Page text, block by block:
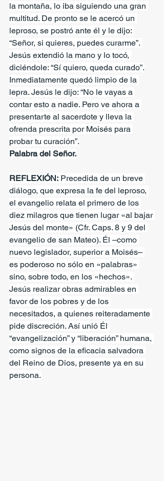
la montaña, lo iba siguiendo una gran
multitud. De pronto se le acercó un
leproso, se postró ante él y le dijo:
“Señor, si quieres, puedes curarme”.
Jesús extendió la mano y lo tocó,
diciéndole: “Sí quiero, queda curado”.
Inmediatamente quedó limpio de la
lepra. Jesús le dijo: “No le vayas a
contar esto a nadie. Pero ve ahora a
presentarte al sacerdote y lleva la
ofrenda prescrita por Moisés para
probar tu curación”.
Palabra del Señor.
REFLEXIÓN: Precedida de un breve
diálogo, que expresa la fe del leproso,
el evangelio relata el primero de los
diez milagros que tienen lugar «al bajar
Jesús del monte» (Cfr. Caps. 8 y 9 del
evangelio de san Mateo). Él –como
nuevo legislador, superior a Moisés–
es poderoso no sólo en «palabras»
sino, sobre todo, en los «hechos».
Jesús realizar obras admirables en
favor de los pobres y de los
necesitados, a quienes reiteradamente
pide discreción. Así unió Él
“evangelización” y “liberación” humana,
como signos de la eficacia salvadora
del Reino de Dios, presente ya en su
persona.